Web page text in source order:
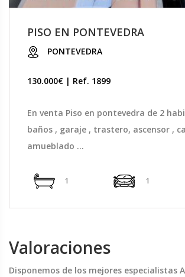
PISO EN PONTEVEDRA
PONTEVEDRA
130.000€ | Ref. 1899
En venta Piso en pontevedra de 2
baños , garaje , trastero, ascensor ,
amueblado ...
1 1
Valoraciones
Disponemos de los mejores especialistas